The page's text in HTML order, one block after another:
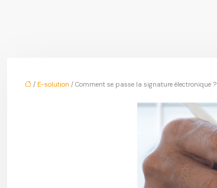
/ E-solution / Comment se passe la signature électronique ?